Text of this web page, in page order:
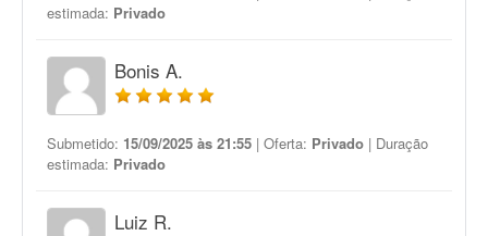
estimada: Privado
Bonis A.
Submetido: 15/09/2025 às 21:55 | Oferta: Privado | Duração
estimada: Privado
Luiz R.